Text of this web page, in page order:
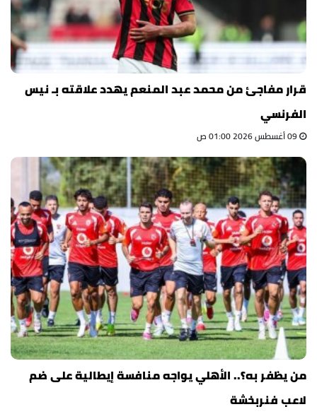
قرار مفاجئ من محمد عبد المنعم يهدد علاقته بـ نيس
الفرنسي
من يظفر به؟.. الأهلي يواجه منافسة إيطالية على ضم
لاعب فنربخشة